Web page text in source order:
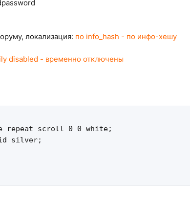
локализация: по info_hash - по инфо-хешу
disabled - временно отключены
repeat scroll 0 0 white;
silver;